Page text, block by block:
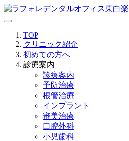
TOP
クリニック紹介
初めての方へ
診療案内
診療案内
予防治療
根管治療
インプラント
審美治療
口腔外科
小児歯科